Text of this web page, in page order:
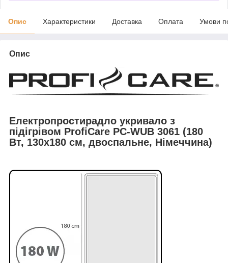
Опис Характеристики Доставка Оплата Умови
Опис
Електропростирадло укривало з
підігрівом ProfiCare PC-WUB 3061 (180
Вт, 130x180 см, двоспальне, Німеччина)